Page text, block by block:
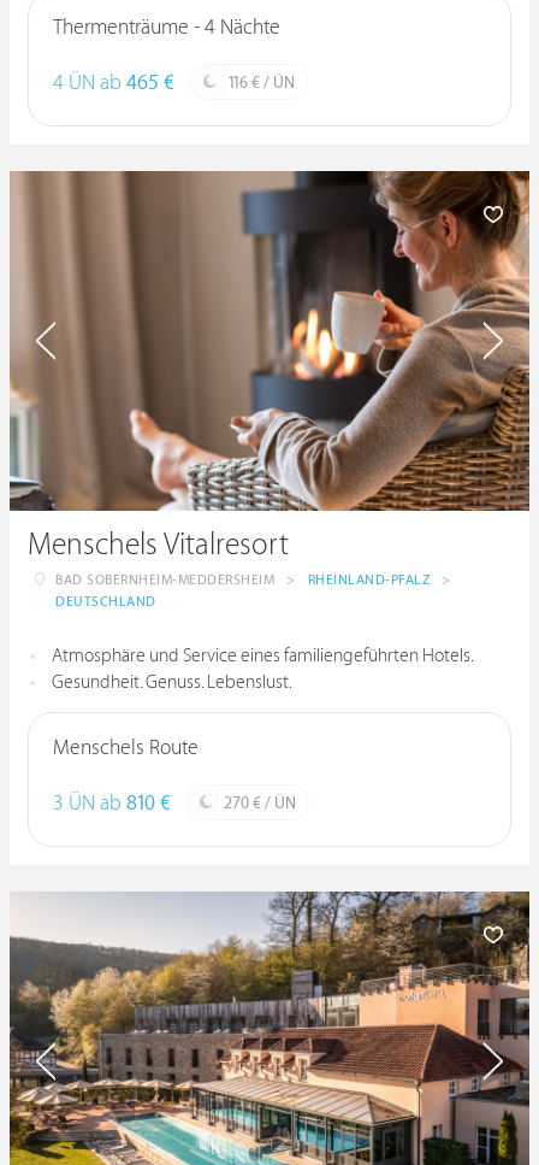
Thermenträume - 4 Nächte
4 ÜN ab 465 € 116 € / ÜN
Menschels Vitalresort
BAD SOBERNHEIM-MEDDERSHEIM > RHEINLAND-PFALZ
>
DEUTSCHLAND
Atmosphäre und Service eines familiengeführten Hotels.
Gesundheit. Genuss. Lebenslust.
Menschels Route
3 ÜN ab 810 € 270 € / ÜN